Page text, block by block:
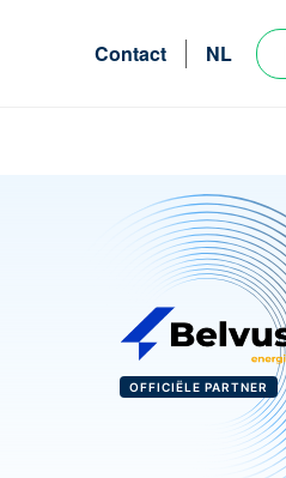
Contact
NL
OFFICIËLE PARTNER